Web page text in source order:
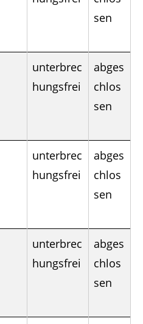
sen
unterbrec
hungsfrei
abges
chlos
sen
unterbrec
hungsfrei
abges
chlos
sen
unterbrec
hungsfrei
abges
chlos
sen